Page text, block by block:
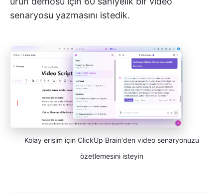
senaryosu yazmasını istedik.
Kolay erişim için ClickUp Brain'den video senaryonuzu
özetlemesini isteyin